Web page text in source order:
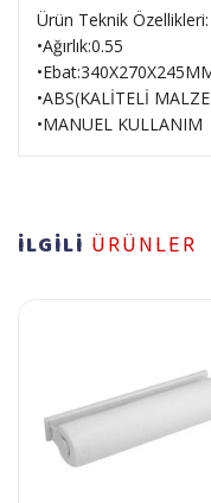
Ürün Teknik Özellikleri:
•Ağırlık:0.55
•ABS(KALİTELİ
•MANUEL KULLANIM
İLGİLİ ÜRÜNLER